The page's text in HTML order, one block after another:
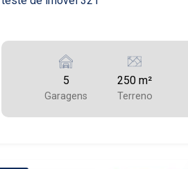
5
Garagens
250 m²
Terreno